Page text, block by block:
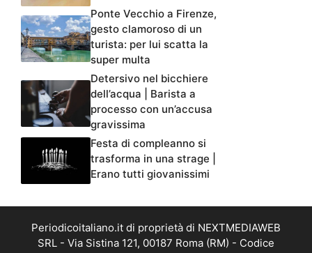
Ponte Vecchio a Firenze,
gesto clamoroso di un
turista: per lui scatta la
super multa
Detersivo nel bicchiere
dell’acqua | Barista a
processo con un’accusa
gravissima
Festa di compleanno si
trasforma in una strage |
Erano tutti giovanissimi
Periodicoitaliano.it di proprietà di NEXTMEDIAWEB
SRL - Via Sistina 121, 00187 Roma (RM) - Codice